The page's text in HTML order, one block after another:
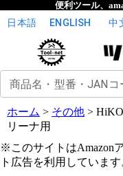
便利ツール、
日本語 ENGLISH 中
商品名・型番・JANコ
ホーム > その他 >
リーナ用
※このサイトはAmazon
ト広告を利用しています